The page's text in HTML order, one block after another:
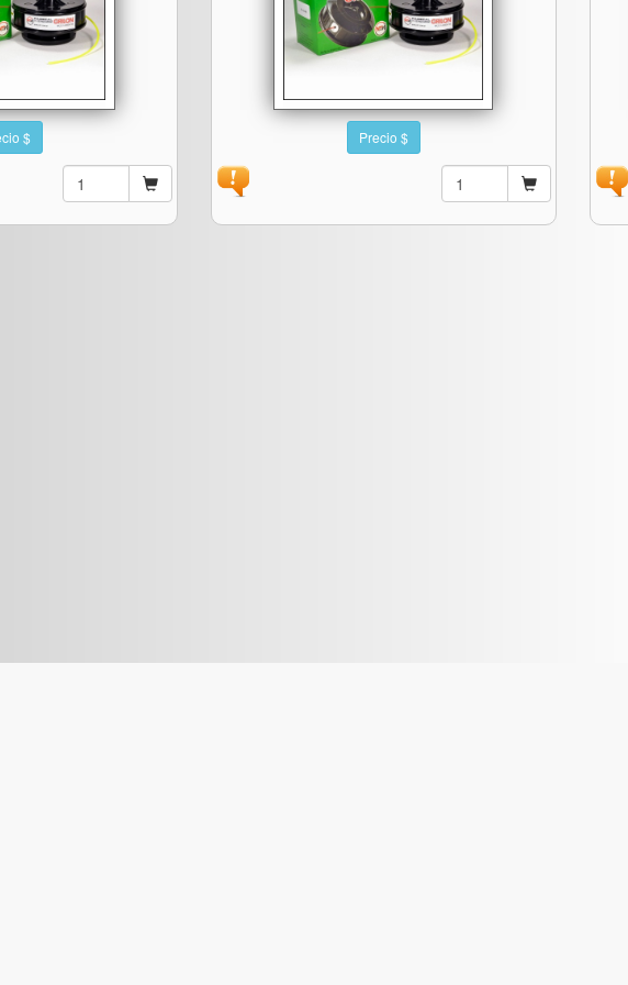
$ Precio $